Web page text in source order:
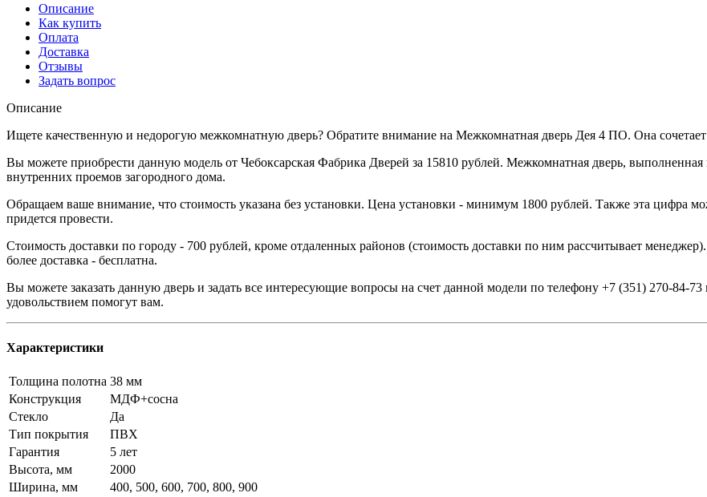
Описание
Как купить
Оплата
Доставка
Отзывы
Задать вопрос
Описание
Ищете качественную и недорогую межкомнатную дверь? Обратите внимание на Межкомнатная дверь Дея 4 ПО. Она сочетает
Вы можете приобрести данную модель от Чебоксарская Фабрика Дверей за 15810 рублей. Межкомнатная дверь, выполненная
внутренних проемов загородного дома.
Обращаем ваше внимание, что стоимость указана без установки. Цена установки - минимум 1800 рублей. Также эта цифра
придется провести.
Стоимость доставки по городу - 700 рублей, кроме отдаленных районов (стоимость доставки по ним рассчитывает
более доставка - бесплатна.
Вы можете заказать данную дверь и задать все интересующие вопросы на счет данной модели по телефону +7 (351) 270-
удовольствием помогут вам.
Характеристики
Толщина полотна 38 мм
Конструкция
МДФ+сосна
Стекло
Да
Тип покрытия
ПВХ
Гарантия
5 лет
Высота, мм
2000
Ширина, мм
400, 500, 600, 700, 800, 900